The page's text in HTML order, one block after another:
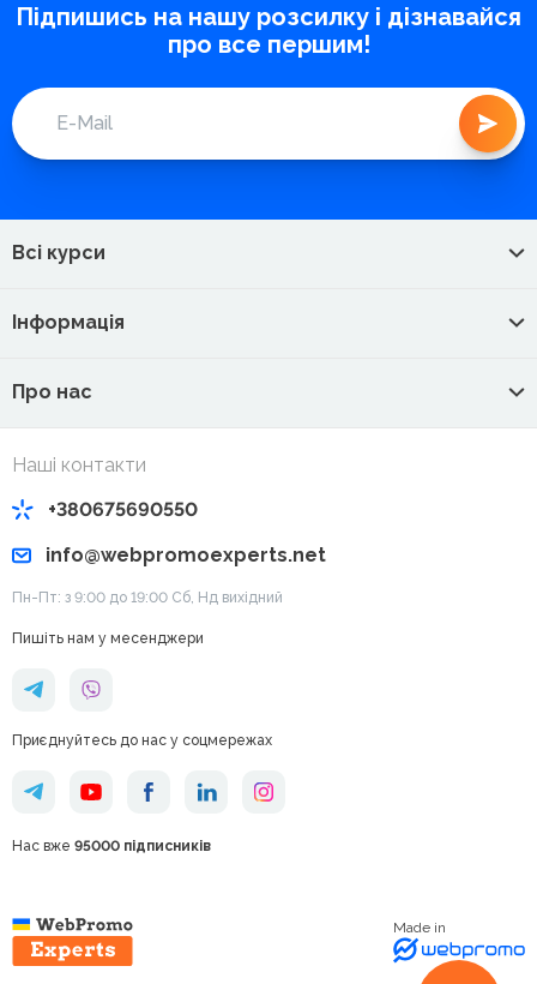
Підпишись на нашу розсилку і дізнавайся
про все першим!
Всі курси
Інформація
Про нас
Наші контакти
+380675690550
info@webpromoexperts.net
Пн-Пт: з 9:00 до 19:00 Cб, Нд вихідний
Пишіть нам у месенджери
Приєднуйтесь до нас у соцмережах
Нас вже 95000 підписників
Made in